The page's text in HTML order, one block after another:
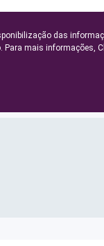
das
Para mais informações,